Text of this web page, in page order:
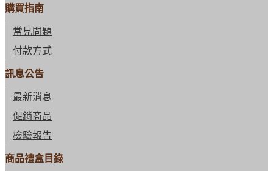
購買指南
常見問題
付款方式
訊息公告
最新消息
促銷商品
檢驗報告
商品禮盒目錄